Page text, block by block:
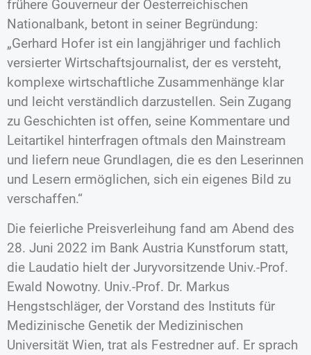
frühere Gouverneur der Oesterreichischen
Nationalbank, betont in seiner Begründung:
„Gerhard Hofer ist ein langjähriger und fachlich
versierter Wirtschaftsjournalist, der es versteht,
komplexe wirtschaftliche Zusammenhänge klar
und leicht verständlich darzustellen. Sein Zugang
zu Geschichten ist offen, seine Kommentare und
Leitartikel hinterfragen oftmals den Mainstream
und liefern neue Grundlagen, die es den Leserinnen
und Lesern ermöglichen, sich ein eigenes Bild zu
verschaffen.“
Die feierliche Preisverleihung fand am Abend des
28. Juni 2022 im Bank Austria Kunstforum statt,
die Laudatio hielt der Juryvorsitzende Univ.-Prof.
Ewald Nowotny. Univ.-Prof. Dr. Markus
Hengstschläger, der Vorstand des Instituts für
Medizinische Genetik der Medizinischen
Universität Wien, trat als Festredner auf. Er sprach